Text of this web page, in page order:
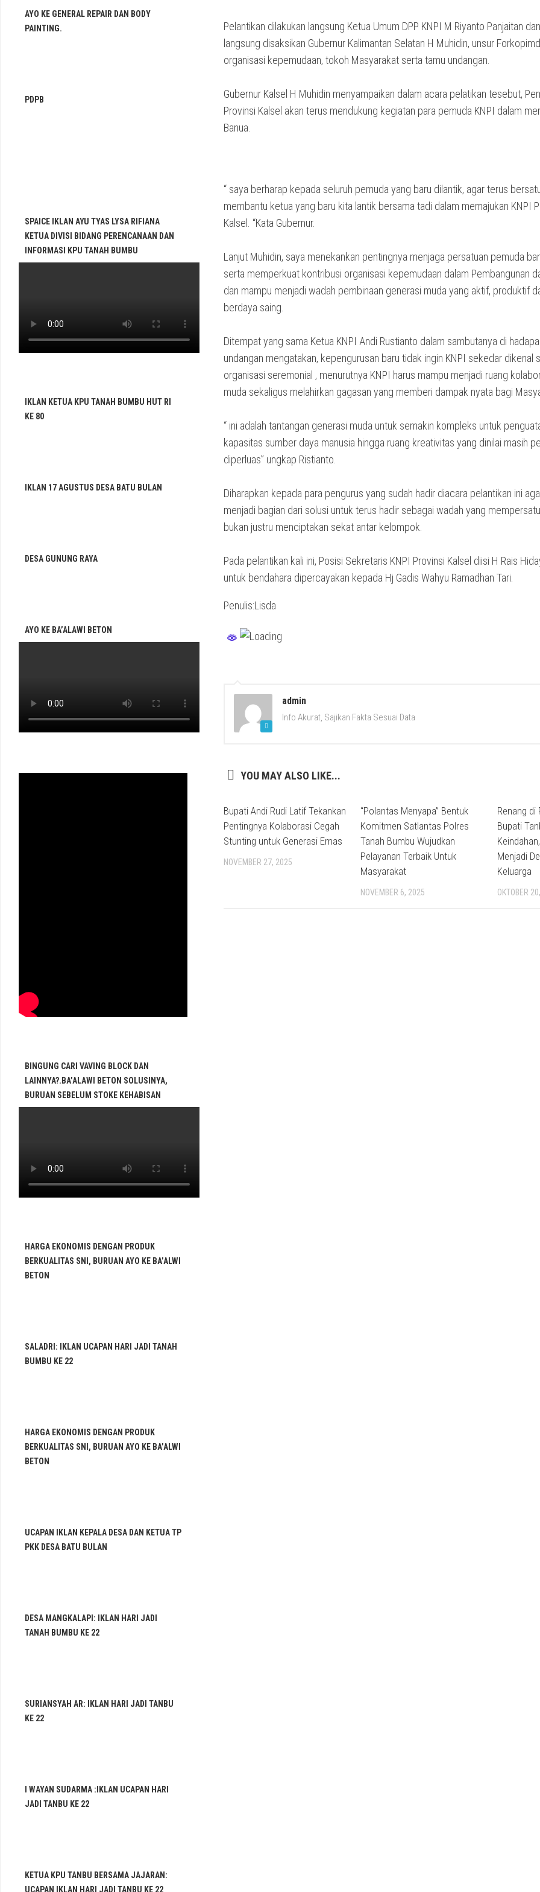
Pelantikan dilakukan langsung Ketua Umum DPP KNPI M Riyanto Panjaitan dan
langsung disaksikan Gubernur Kalimantan Selatan H Muhidin, unsur
organisasi kepemudaan, tokoh Masyarakat serta tamu undangan.
Gubernur Kalsel H Muhidin menyampaikan dalam acara pelatikan tesebut,
Provinsi Kalsel akan terus mendukung kegiatan para pemuda KNPI dalam
Banua.
“ saya berharap kepada seluruh pemuda yang baru dilantik, agar terus
membantu ketua yang baru kita lantik bersama tadi dalam memajukan KNPI
Kalsel. “Kata Gubernur.
Lanjut Muhidin, saya menekankan pentingnya menjaga persatuan pemuda
serta memperkuat kontribusi organisasi kepemudaan dalam Pembangunan
dan mampu menjadi wadah pembinaan generasi muda yang aktif, produktif
berdaya saing.
Ditempat yang sama Ketua KNPI Andi Rustianto dalam sambutanya di
undangan mengatakan, kepengurusan baru tidak ingin KNPI sekedar dikenal
organisasi seremonial , menurutnya KNPI harus mampu menjadi ruang
muda sekaligus melahirkan gagasan yang memberi dampak nyata bagi
“ ini adalah tantangan generasi muda untuk semakin kompleks untuk
kapasitas sumber daya manusia hingga ruang kreativitas yang dinilai masih
diperluas” ungkap Ristianto.
Diharapkan kepada para pengurus yang sudah hadir diacara pelantikan ini
menjadi bagian dari solusi untuk terus hadir sebagai wadah yang
bukan justru menciptakan sekat antar kelompok.
Pada pelantikan kali ini, Posisi Sekretaris KNPI Provinsi Kalsel diisi H Rais
untuk bendahara dipercayakan kepada Hj Gadis Wahyu Ramadhan Tari.
Penulis:Lisda
admin
Info Akurat, Sajikan Fakta Sesuai Data
YOU MAY ALSO LIKE...
Bupati Andi Rudi Latif Tekankan
Pentingnya Kolaborasi Cegah
Stunting untuk Generasi Emas
NOVEMBER 27, 2025
“Polantas Menyapa” Bentuk
Komitmen Satlantas Polres
Tanah Bumbu Wujudkan
Pelayanan Terbaik Untuk
Masyarakat
NOVEMBER 6, 2025
Renang di
Bupati
Menjadi
Keluarga
OKTOBER
AYO KE GENERAL REPAIR DAN BODY
PAINTING.
PDPB
SPAICE IKLAN AYU TYAS LYSA RIFIANA
KETUA DIVISI BIDANG PERENCANAAN DAN
INFORMASI KPU TANAH BUMBU
IKLAN KETUA KPU TANAH BUMBU HUT RI
KE 80
IKLAN 17 AGUSTUS DESA BATU BULAN
DESA GUNUNG RAYA
AYO KE BA’ALAWI BETON
BINGUNG CARI VAVING BLOCK DAN
LAINNYA?.BA’ALAWI BETON SOLUSINYA,
BURUAN SEBELUM STOKE KEHABISAN
HARGA EKONOMIS DENGAN PRODUK
BERKUALITAS SNI, BURUAN AYO KE BA’ALWI
BETON
SALADRI: IKLAN UCAPAN HARI JADI TANAH
BUMBU KE 22
HARGA EKONOMIS DENGAN PRODUK
BERKUALITAS SNI, BURUAN AYO KE BA’ALWI
BETON
UCAPAN IKLAN KEPALA DESA DAN KETUA TP
PKK DESA BATU BULAN
DESA MANGKALAPI: IKLAN HARI JADI
TANAH BUMBU KE 22
SURIANSYAH AR: IKLAN HARI JADI TANBU
KE 22
I WAYAN SUDARMA :IKLAN UCAPAN HARI
JADI TANBU KE 22
KETUA KPU TANBU BERSAMA JAJARAN:
UCAPAN IKLAN HARI JADI TANBU KE 22